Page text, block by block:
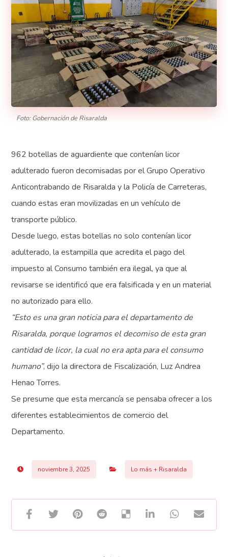
Foto: Gobernación de Risaralda
962 botellas de aguardiente que contenían licor
adulterado fueron decomisadas por el Grupo Operativo
Anticontrabando de Risaralda y la Policía de Carreteras,
cuando estas eran movilizadas en un vehículo de
transporte público.
Desde luego, estas botellas no solo contenían licor
adulterado, la estampilla que acredita el pago del
impuesto al Consumo también era ilegal, ya que al
revisarse se identificó que era falsificada y en un material
no autorizado para ello.
“Esto es una gran noticia para el departamento de
Risaralda, porque logramos el decomiso de esta gran
cantidad de licor, la cual no era apta para el consumo
humano”, dijo la directora de Fiscalización, Luz Andrea
Henao Torres.
Se presume que esta mercancía se pensaba ofrecer a los
diferentes establecimientos de comercio del
Departamento.
noviembre 3, 2025 Lo más + Risaralda